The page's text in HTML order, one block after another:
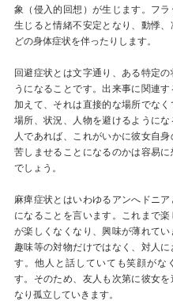
象（侵入的回想）が生じます。フ
生じると情緒不安定となり、動悸、
どの身体症状を伴ったりします。
回避症状とは文字通り、ある特定の
うになることです。出来事に関連す
加えて、それは直接的な場所でなく
場所、状況、人物を避けるように
人であれば、これがいかに彼女自
苦しませることになるのかは容易に
でしょう。
麻痺症状とはいわゆるアンへドニ
になることを言います。これまで
が楽しくなくなり、興味が薄れてい
趣味等の対物だけではなく、対人
す。他人と話していても笑顔がな
す。そのため、友人も次第に彼女を
なり孤立していきます。